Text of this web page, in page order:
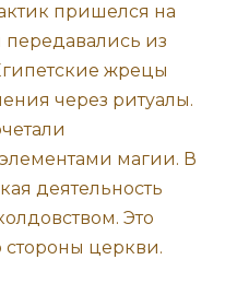
пришелся на
из
жрецы
через ритуалы.
магии. В
деятельность
Это
церкви.